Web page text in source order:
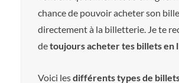
chance de pouvoir acheter son
directement à la billetterie. Je te
detoujours acheter tes billets en
Voici lesdifférents types de